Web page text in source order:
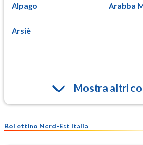
Alpago Arabba
Arsiè
Mostra altri
Bollettino Nord-Est Italia